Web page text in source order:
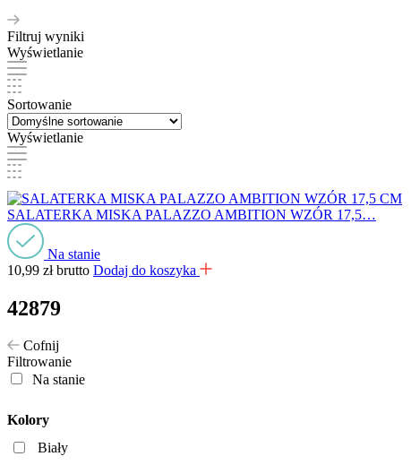
Filtruj wyniki
Wyświetlanie
Sortowanie
Wyświetlanie
SALATERKA MISKA PALAZZO AMBITION WZÓR 17,5…
Na stanie
10,99 zł brutto Dodaj do koszyka
42879
Cofnij
Filtrowanie
Na stanie
Kolory
Biały